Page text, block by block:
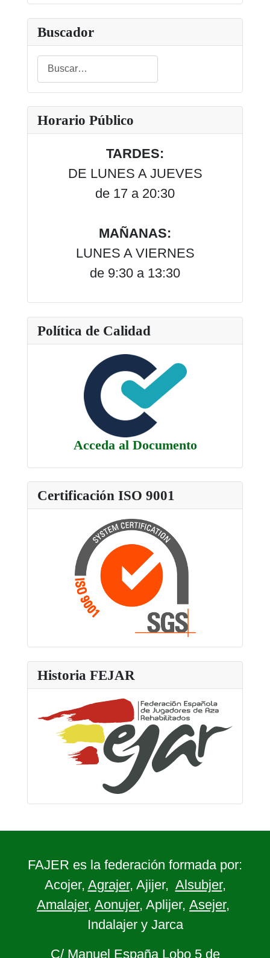
Buscador
Buscar
Type 2 or more characters for results.
Horario Público
TARDES:
DE LUNES A JUEVES
de 17 a 20:30
MAÑANAS:
LUNES A VIERNES
de 9:30 a 13:30
Política de Calidad
Acceda al Documento
Certificación ISO 9001
Historia FEJAR
FAJER es la federación formada por:
Acojer, Agrajer, Ajijer, Alsubjer,
Amalajer, Aonujer, Aplijer, Asejer,
Indalajer y Jarca
C/ Manuel España Lobo 5 de